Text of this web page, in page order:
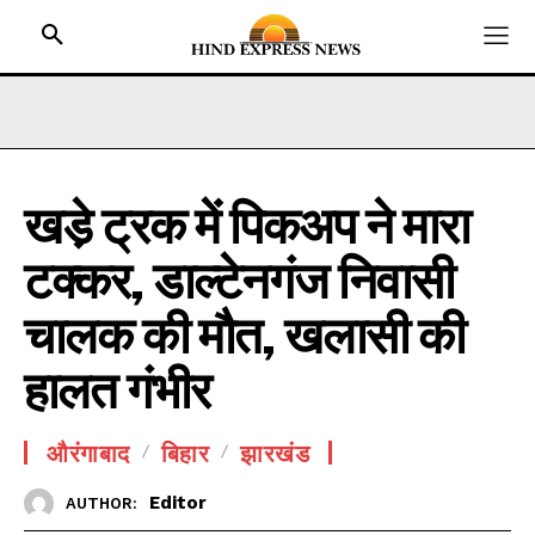
HOME
BIHAR
JHARKHAND
UTTAR PRADESH
MADHYA PRADESH
NATIONAL NEWS
CRIME NEWS
खडे़ ट्रक में पिकअप ने मारा
टक्कर, डाल्टेनगंज निवासी
चालक की मौत, खलासी की
हालत गंभीर
औरंगाबाद बिहार झारखंड
AUTHOR: Editor